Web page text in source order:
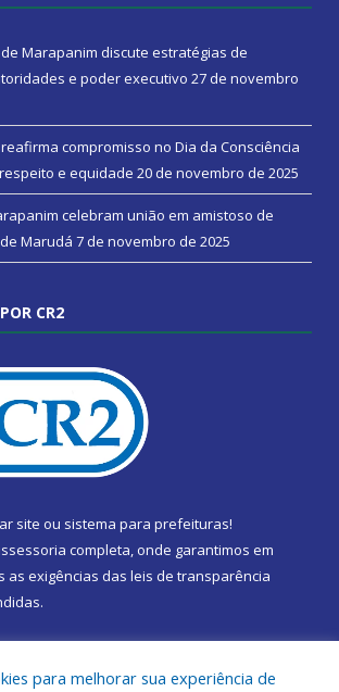
Marapanim discute estratégias de
e poder executivo 27 de novembro
compromisso no Dia da Consciência
e equidade 20 de novembro de 2025
celebram união em amistoso de
Marudá 7 de novembro de 2025
CR2
site ou sistema para prefeituras!
completa, onde garantimos em
as exigências das leis de transparência
para melhorar sua experiência de